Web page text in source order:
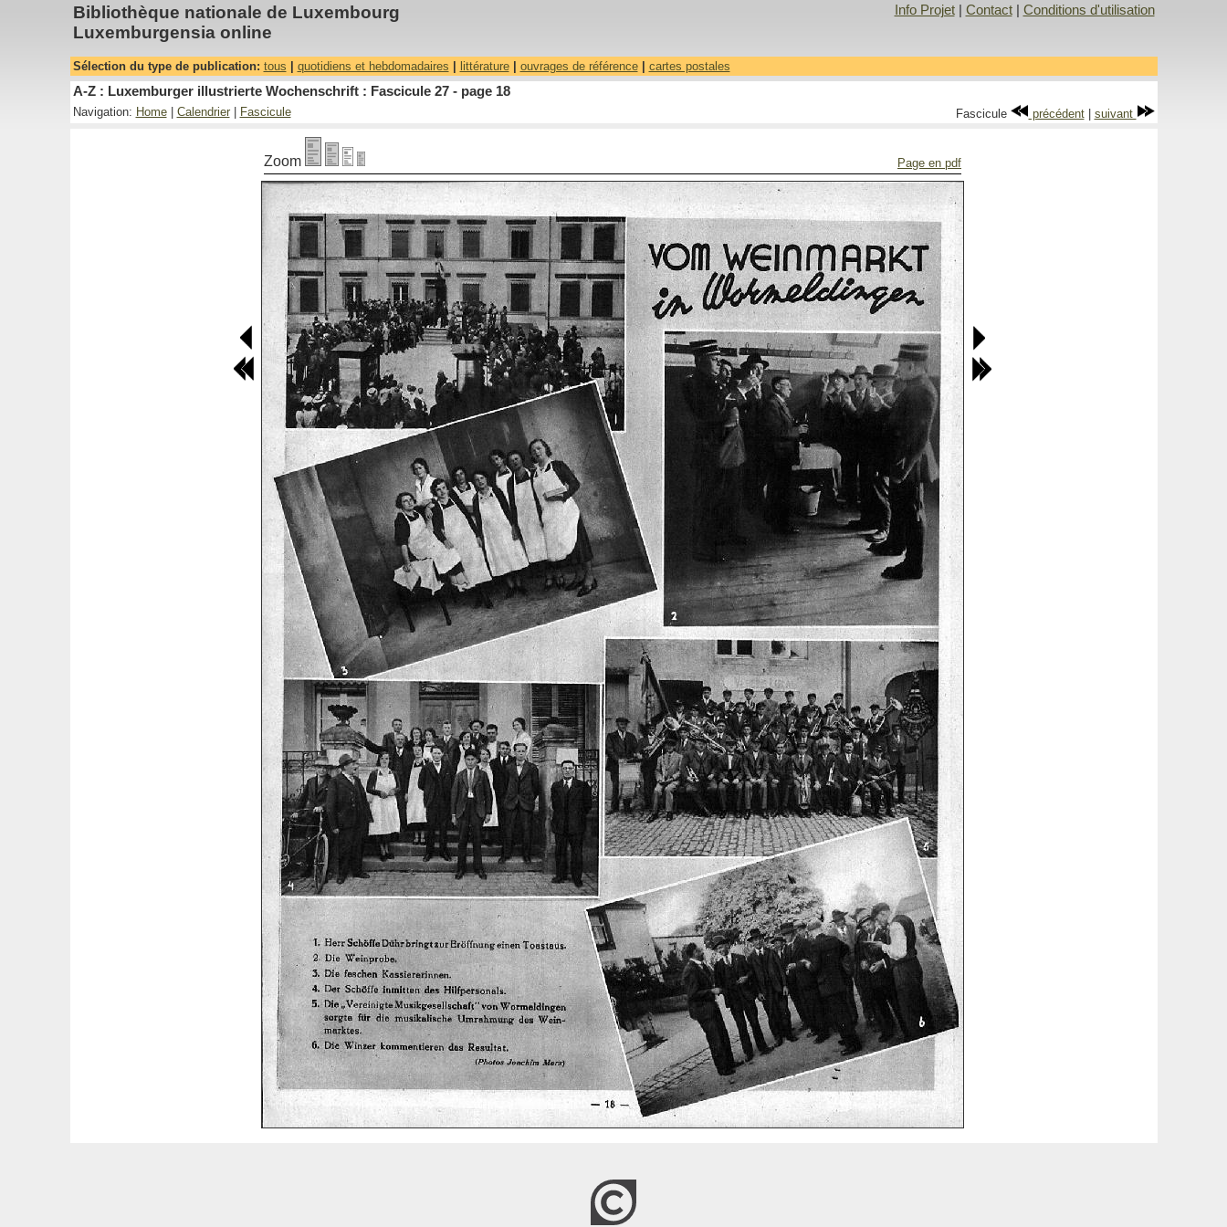
Bibliothèque nationale de Luxembourg
Luxemburgensia online
Info Projet| Contact| Conditions d'utilisation
Sélection du type de publication: tous quotidiens et hebdomadaires littérature| ouvrages de référence| cartes postales
A-Z : Luxemburger illustrierte Wochenschrift : Fascicule 27 - page 18
Navigation: Home| Calendrier| Fascicule Fascicule précédent| suivant
Zoom Page en pdf